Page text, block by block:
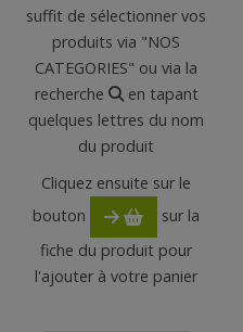
suffit de sélectionner vos
produits via "NOS
CATEGORIES" ou via la
recherche
en tapant
quelques lettres du nom
du produit
Cliquez ensuite sur le
bouton
sur la
fiche du produit pour
l'ajouter à votre panier